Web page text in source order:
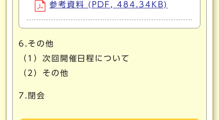
参考資料 (PDF, 484.34KB)
6.その他
（1）次回開催日程について
（2）その他
7.閉会